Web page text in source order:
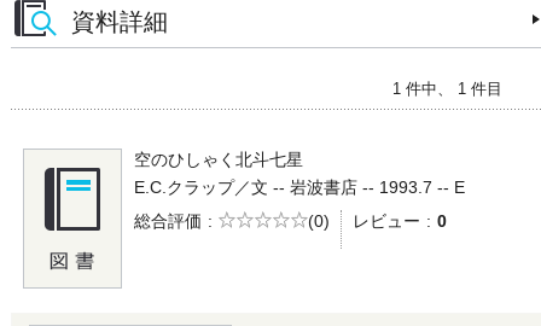
資料詳細
1 件中、 1 件目
空のひしゃく北斗七星
E.C.クラップ／文 -- 岩波書店 -- 1993.7 -- E
総合評価
5段階評価
(0) レビュー 0